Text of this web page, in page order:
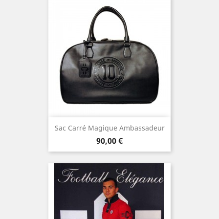
Sac Carré Magique Ambassadeur
Prix
90,00 €